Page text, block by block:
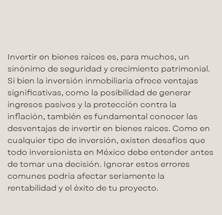
Invertir en bienes raíces es, para muchos, un
sinónimo de seguridad y crecimiento patrimonial.
Si bien la inversión inmobiliaria ofrece ventajas
significativas, como la posibilidad de generar
ingresos pasivos y la protección contra la
inflación, también es fundamental conocer las
desventajas de invertir en bienes raíces. Como en
cualquier tipo de inversión, existen desafíos que
todo inversionista en México debe entender antes
de tomar una decisión. Ignorar estos errores
comunes podría afectar seriamente la
rentabilidad y el éxito de tu proyecto.